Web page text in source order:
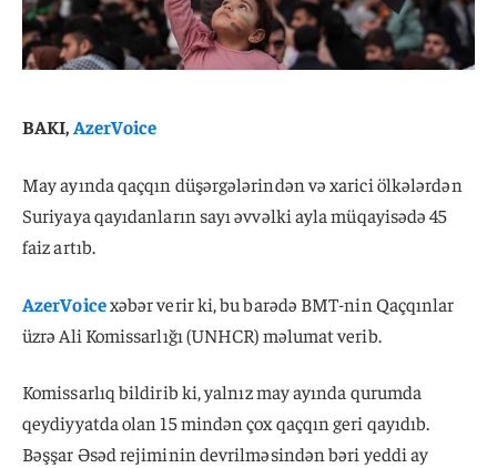
BAKI,AzerVoice
May ayında qaçqın düşərgələrindən və xarici ölkələrdən
Suriyaya qayıdanların sayı əvvəlki ayla müqayisədə 45
faiz artıb.
AzerVoicexəbər verir ki, bu barədə BMT-nin Qaçqınlar
üzrə Ali Komissarlığı (UNHCR) məlumat verib.
Komissarlıq bildirib ki, yalnız may ayında qurumda
qeydiyyatda olan 15 mindən çox qaçqın geri qayıdıb.
Bəşşar Əsəd rejiminin devrilməsindən bəri yeddi ay